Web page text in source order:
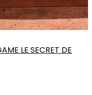
LE SECRET DE